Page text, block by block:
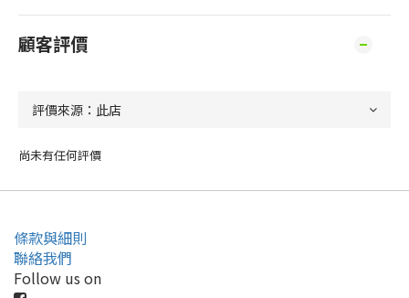
顧客評價
尚未有任何評價
條款與細則
聯絡我們
Follow us on